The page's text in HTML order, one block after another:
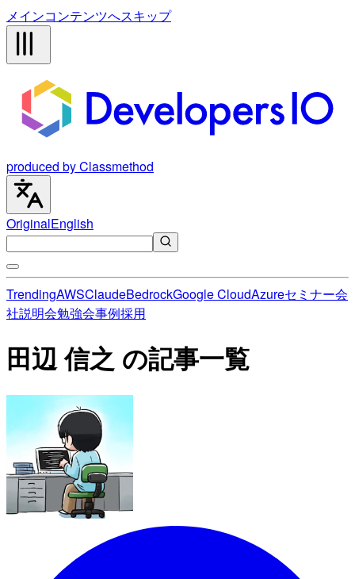
メインコンテンツへスキップ
produced by Classmethod
OriginalEnglish
TrendingAWSClaudeBedrockGoogle CloudAzureセミナー会
社説明会勉強会事例採用
田辺 信之 の記事一覧